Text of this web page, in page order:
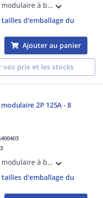
Répartiteur modulaire à barreaux étagés tétrapolaire 125A 1 arrivée extérieure 16mm² à 35mm² en conducteur souple et 15 départs - 10 modules
d'emballage du
Ajouter au panier
vos prix et les stocks
2P 125A - 8
Répartiteur modulaire à barreaux étagés bipolaire 125A 1 arrivée 10mm² à 35mm² en conducteur rigide ou 6mm² à 25mm² en conducteur souple avec ou sans embout et 14 départs - 8 modules
d'emballage du